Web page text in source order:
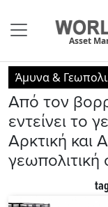
Asset
Άμυνα &
Από τον
εντείνει το
Αρκτική και
γεωπολιτική